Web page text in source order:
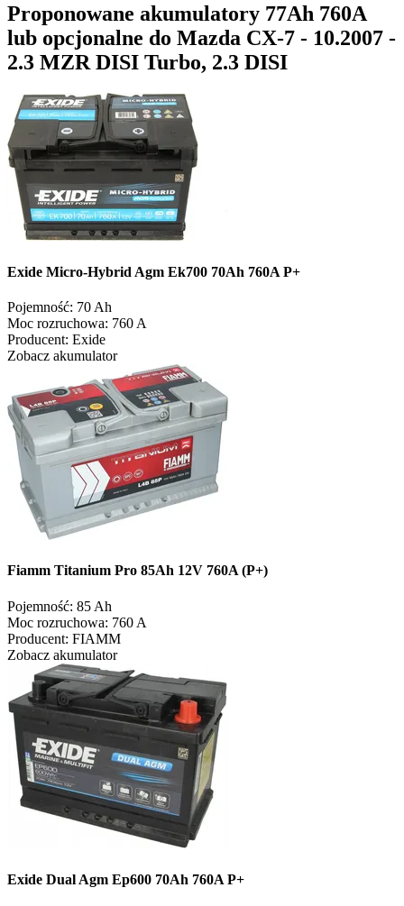
Proponowane akumulatory 77Ah 760A
lub opcjonalne do Mazda CX-7 - 10.2007 -
2.3 MZR DISI Turbo, 2.3 DISI
Exide Micro-Hybrid Agm Ek700 70Ah 760A P+
Pojemność: 70 Ah
Moc rozruchowa: 760 A
Producent: Exide
Zobacz akumulator
Fiamm Titanium Pro 85Ah 12V 760A (P+)
Pojemność: 85 Ah
Moc rozruchowa: 760 A
Producent: FIAMM
Zobacz akumulator
Exide Dual Agm Ep600 70Ah 760A P+